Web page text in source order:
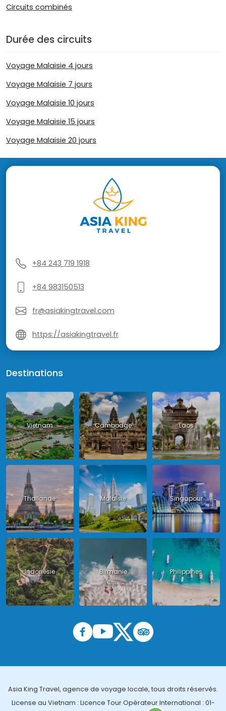
Circuits combinés
Durée des circuits
Voyage Malaisie 4 jours
Voyage Malaisie 7 jours
Voyage Malaisie 10 jours
Voyage Malaisie 15 jours
Voyage Malaisie 20 jours
+84 243 719 1918
+84 983150513
fr@asiakingtravel.com
https://asiakingtravel.fr
Destinations
Vietnam Cambodge Laos
Thailande Malaisie Singapour
Indonésie Birmanie Philippines
Asia King Travel, agence de voyage locale, tous droits réservés.
License au Vietnam : Licence Tour Opérateur International : 01-